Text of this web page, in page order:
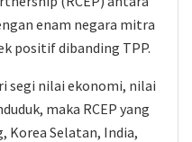
enam negara mitra
positif dibanding TPP.
segi nilai ekonomi, nilai
maka RCEP yang
Korea Selatan, India,